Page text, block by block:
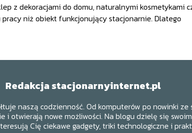
z dekoracjami do domu, naturalnymi kosmetykami
niż obiekt funkcjonujący stacjonarnie. Dlatego
Redakcja stacjonarnyinternet.pl
naszą codzienność. Od komputerów po nowinki
i otwierają nowe możliwości. Na blogu dzielę się
Cię ciekawe gadgety, triki technologiczne i